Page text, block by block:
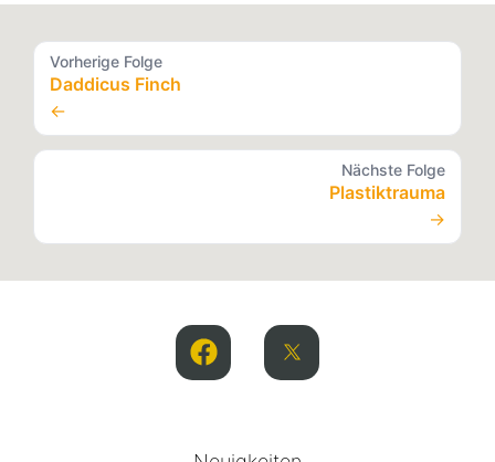
Vorherige Folge
Daddicus Finch
←
Nächste Folge
Plastiktrauma
→